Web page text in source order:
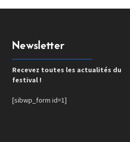
Newsletter
Recevez toutes les actualités du
festival !
[sibwp_form id=1]